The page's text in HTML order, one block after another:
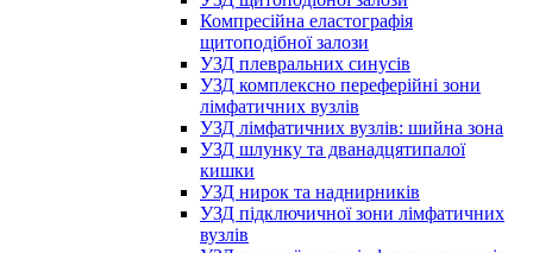
Компресійна еластографія
щитоподібної залози
УЗД плевральних синусів
УЗД комплексно переферійні зони
лімфатичних вузлів
УЗД лімфатичних вузлів: шийна зона
УЗД шлунку та дванадцятипалої
кишки
УЗД нирок та наднирників
УЗД підключичної зони лімфатичних
вузлів